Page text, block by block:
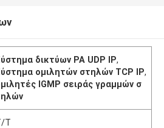
δικτύων PA UDP IP,
ομιλητών στηλών TCP IP,
IGMP σειράς γραμμών σ
T